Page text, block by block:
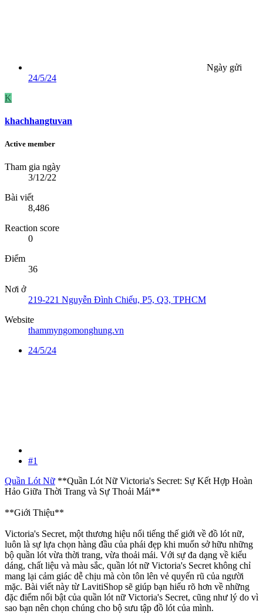
Ngày gửi
24/5/24
K
khachhangtuvan
Active member
Tham gia ngày
3/12/22
Bài viết
8,486
Reaction score
0
Điểm
36
Nơi ở
219-221 Nguyễn Đình Chiểu, P5, Q3, TPHCM
Website
thammyngomonghung.vn
24/5/24
#1
Quần Lót Nữ **Quần Lót Nữ Victoria's Secret: Sự Kết Hợp Hoàn
Hảo Giữa Thời Trang và Sự Thoải Mái**
**Giới Thiệu**
Victoria's Secret, một thương hiệu nổi tiếng thế giới về đồ lót nữ,
luôn là sự lựa chọn hàng đầu của phái đẹp khi muốn sở hữu những
bộ quần lót vừa thời trang, vừa thoải mái. Với sự đa dạng về kiểu
dáng, chất liệu và màu sắc, quần lót nữ Victoria's Secret không chỉ
mang lại cảm giác dễ chịu mà còn tôn lên vẻ quyến rũ của người
mặc. Bài viết này từ LavitiShop sẽ giúp bạn hiểu rõ hơn về những
đặc điểm nổi bật của quần lót nữ Victoria's Secret, cũng như lý do vì
sao bạn nên chọn chúng cho bộ sưu tập đồ lót của mình.